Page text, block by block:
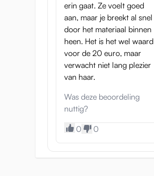
erin gaat. Ze voelt goed
aan, maar je breekt al snel
door het materiaal binnen
heen. Het is het wel waard
voor de 20 euro, maar
verwacht niet lang plezier
van haar.
Was deze beoordeling
nuttig?
0 0